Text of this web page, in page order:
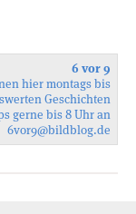
6 vor 9
hier montags bis
Geschichten
gerne bis 8 Uhr an
6vor9@bildblog.de